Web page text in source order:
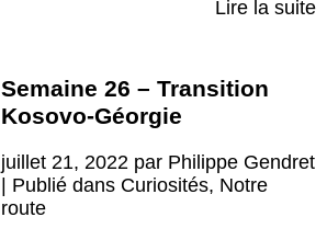
Lire la suite
Semaine 26 – Transition
Kosovo-Géorgie
juillet 21, 2022 par Philippe Gendret
| Publié dans Curiosités, Notre
route